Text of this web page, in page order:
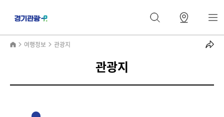
여행정보 관광지
관광지